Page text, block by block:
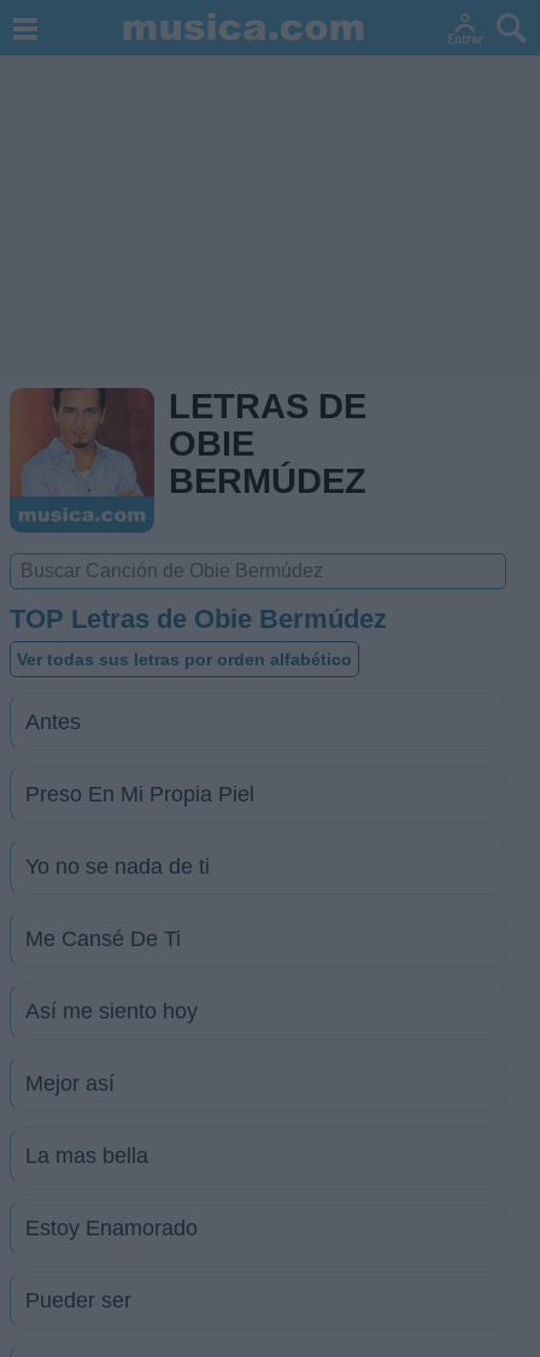
LETRAS DE
OBIE
BERMÚDEZ
TOP Letras de Obie Bermúdez
Ver todas sus letras por orden alfabético
Antes
Preso En Mi Propia Piel
Yo no se nada de ti
Me Cansé De Ti
Así me siento hoy
Mejor así
La mas bella
Estoy Enamorado
Pueder ser